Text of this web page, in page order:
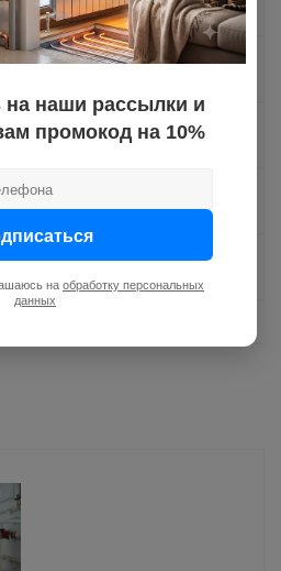
наши рассылки и
промокод на 10%
на обработку персональных
данных